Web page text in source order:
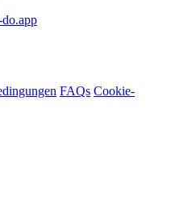
FAQs Cookie-